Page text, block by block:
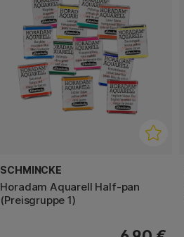
SCHMINCKE
Horadam Aquarell Half-pan
(Preisgruppe 1)